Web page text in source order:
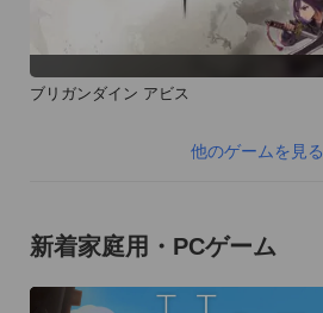
ブリガンダイン アビス
他のゲームを見る
新着家庭用・PCゲーム